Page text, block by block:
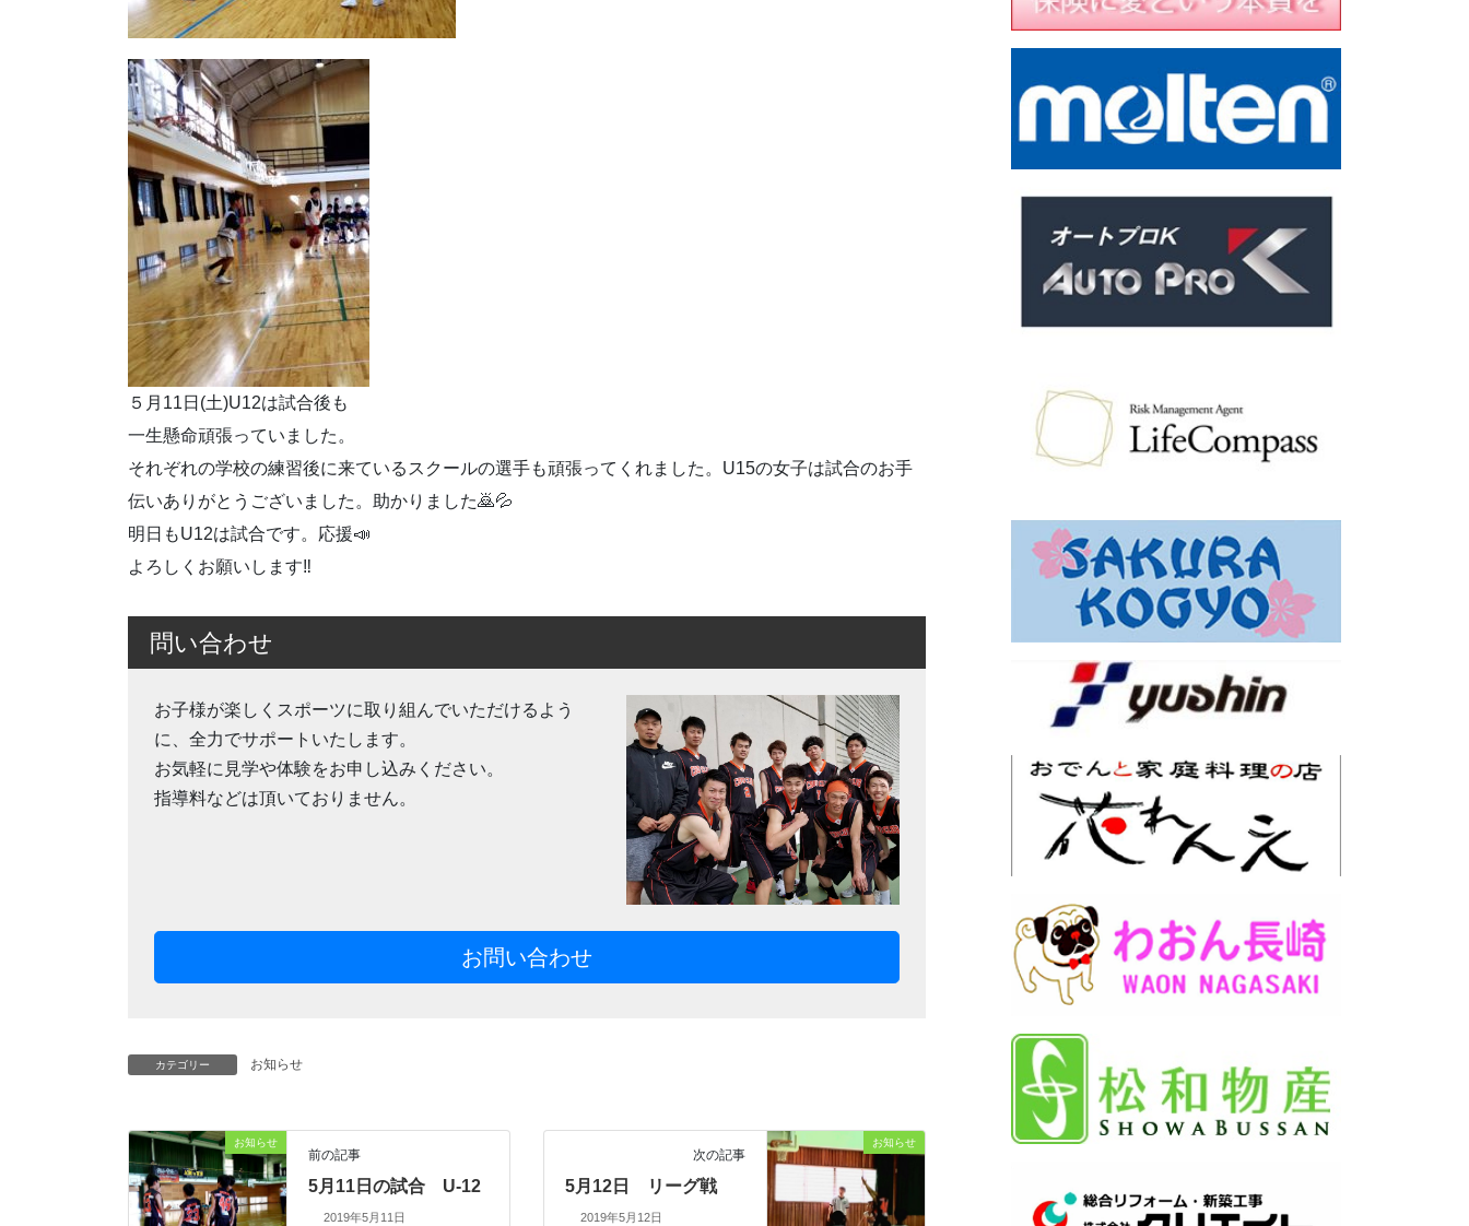
５月11日(土)U12は試合後も
一生懸命頑張っていました。
それぞれの学校の練習後に来ているスクールの選手も頑張ってくれました。U15の女子は試合のお手
伝いありがとうございました。助かりました🙇💦
明日もU12は試合です。応援📣
よろしくお願いします‼️
問い合わせ
お子様が楽しくスポーツに取り組んでいただけるよう
に、全力でサポートいたします。
お気軽に見学や体験をお申し込みください。
指導料などは頂いておりません。
お問い合わせ
カテゴリー お知らせ
お知らせ
前の記事
5月11日の試合 U-12
2019年5月11日
お知らせ
次の記事
5月12日 リーグ戦
2019年5月12日